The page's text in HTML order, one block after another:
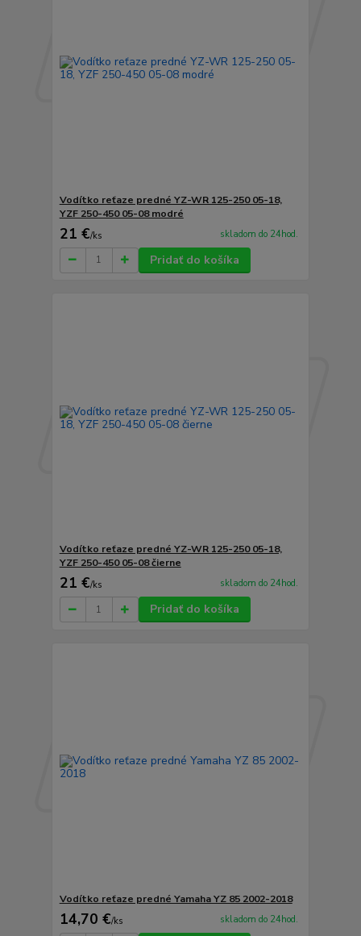
Vodítko reťaze predné YZ-WR 125-250 05-18,
YZF 250-450 05-08 modré
21 €/ks skladom do 24hod.
Pridať do košíka
Vodítko reťaze predné YZ-WR 125-250 05-18,
YZF 250-450 05-08 čierne
21 €/ks skladom do 24hod.
Pridať do košíka
Vodítko reťaze predné Yamaha YZ 85 2002-2018
14,70 €/ks skladom do 24hod.